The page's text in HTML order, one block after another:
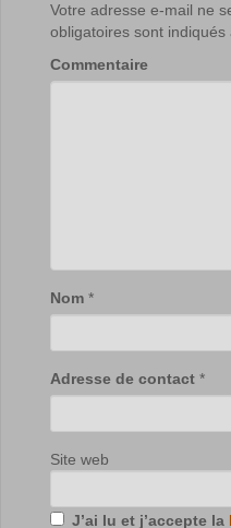
Votre adresse e-mail ne
obligatoires sont indiqués
Commentaire
Nom *
Adresse de contact *
Site web
J’ai lu et j’accepte la